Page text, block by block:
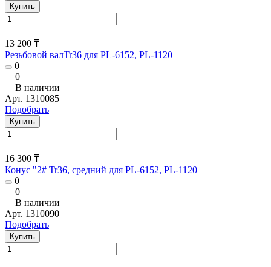
Купить
13 200 ₸
Резьбовой валTr36 для PL-6152, PL-1120
0
0
В наличии
Арт. 1310085
Подобрать
Купить
16 300 ₸
Конус "2# Tr36, средний для PL-6152, PL-1120
0
0
В наличии
Арт. 1310090
Подобрать
Купить